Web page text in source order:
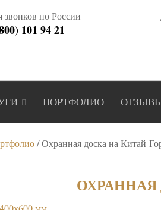
звонков по России
101 94 21
ПОРТФОЛИО
/Охранная доска на Китай-